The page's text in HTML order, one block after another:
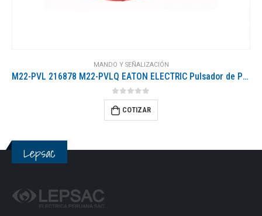
MANDO Y SEÑALIZACIÓN
M22-PVL 216878 M22-PVLQ EATON ELECTRIC Pulsador de Parada de Emergencia D 38 mm Desenclavamiento por tracció..
0out of 5
COTIZAR
Lepsac